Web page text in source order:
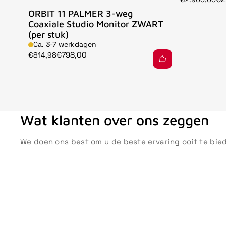
ORBIT 11 PALMER 3-weg
Coaxiale Studio Monitor ZWART
(per stuk)
Ca. 3-7 werkdagen
€814,98€798,00
Wat klanten over ons zeggen
We doen ons best om u de beste ervaring ooit te